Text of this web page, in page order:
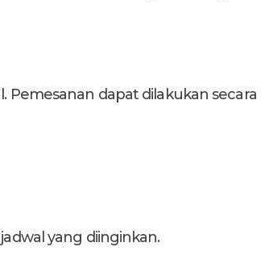
dapat dilakukan secara
yang diinginkan.